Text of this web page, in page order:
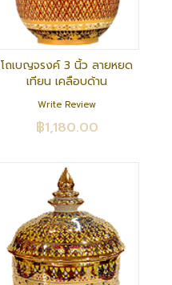
โถเบญจรงค์ 3 นิ้ว ลายหยด
เทียน เคลือบด้าน
Write Review
฿1,180.00